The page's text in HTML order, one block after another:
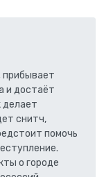
прибывает
и достаёт
делает
снитч,
помочь
о городе